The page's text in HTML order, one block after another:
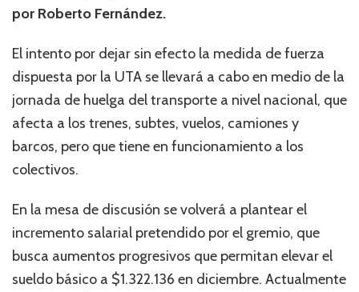
por Roberto Fernández.
El intento por dejar sin efecto la medida de fuerza
dispuesta por la UTA se llevará a cabo en medio de la
jornada de huelga del transporte a nivel nacional, que
afecta a los trenes, subtes, vuelos, camiones y
barcos, pero que tiene en funcionamiento a los
colectivos.
En la mesa de discusión se volverá a plantear el
incremento salarial pretendido por el gremio, que
busca aumentos progresivos que permitan elevar el
sueldo básico a $1.322.136 en diciembre. Actualmente